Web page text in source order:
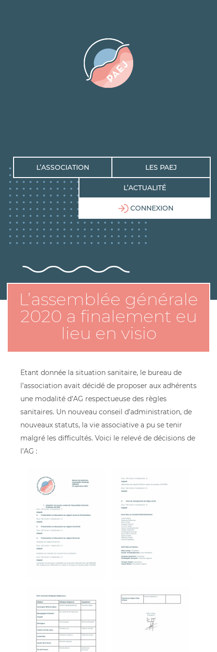
L’ASSOCIATION LES PAEJ
L’ACTUALITÉ
CONNEXION
L’assemblée générale
2020 a finalement eu
lieu en visio
Etant donnée la situation sanitaire, le bureau de
l’association avait décidé de proposer aux adhérents
une modalité d’AG respectueuse des règles
sanitaires. Un nouveau conseil d’administration, de
nouveaux statuts, la vie associative a pu se tenir
malgré les difficultés. Voici le relevé de décisions de
l’AG :